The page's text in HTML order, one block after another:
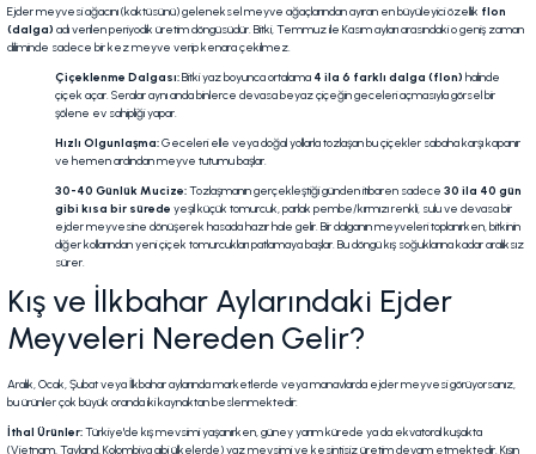
Ejder meyvesi ağacını (kaktüsünü) geleneksel meyve ağaçlarından ayıran en büyüleyici özellik flon
(dalga) adı verilen periyodik üretim döngüsüdür. Bitki, Temmuz ile Kasım ayları arasındaki o geniş zaman
diliminde sadece bir kez meyve verip kenara çekilmez.
Çiçeklenme Dalgası:Bitki yaz boyunca ortalama 4 ila 6 farklı dalga (flon) halinde
çiçek açar. Seralar aynı anda binlerce devasa beyaz çiçeğin geceleri açmasıyla görsel bir
şölene ev sahipliği yapar.
Hızlı Olgunlaşma:Geceleri elle veya doğal yollarla tozlaşan bu çiçekler sabaha karşı kapanır
ve hemen ardından meyve tutumu başlar.
30-40 Günlük Mucize:Tozlaşmanın gerçekleştiği günden itibaren sadece 30 ila 40 gün
gibi kısa bir sürede yeşil küçük tomurcuk, parlak pembe/kırmızı renkli, sulu ve devasa bir
ejder meyvesine dönüşerek hasada hazır hale gelir. Bir dalganın meyveleri toplanırken, bitkinin
diğer kollarından yeni çiçek tomurcukları patlamaya başlar. Bu döngü kış soğuklarına kadar aralıksız
sürer.
Kış ve İlkbahar Aylarındaki Ejder
Meyveleri Nereden Gelir?
Aralık, Ocak, Şubat veya İlkbahar aylarında marketlerde veya manavlarda ejder meyvesi görüyorsanız,
bu ürünler çok büyük oranda iki kaynaktan beslenmektedir:
İthal Ürünler:Türkiye'de kış mevsimi yaşanırken, güney yarım kürede ya da ekvatoral kuşakta
(Vietnam, Tayland, Kolombiya gibi ülkelerde) yaz mevsimi ve kesintisiz üretim devam etmektedir. Kışın